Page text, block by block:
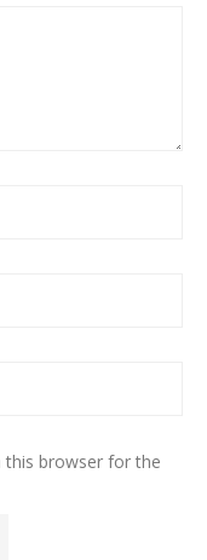
this browser for the